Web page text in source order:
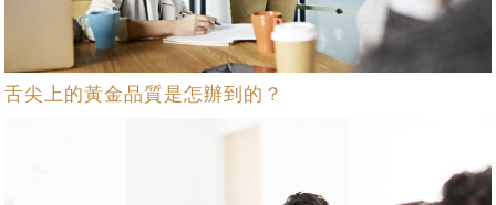
舌尖上的黃金品質是怎辦到的？